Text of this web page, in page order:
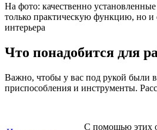
На фото: качественно
только практическую функцию, но
интерьера
Что понадобится для
Важно, чтобы у вас под рукой были
приспособления и инструменты.
С помощью этих